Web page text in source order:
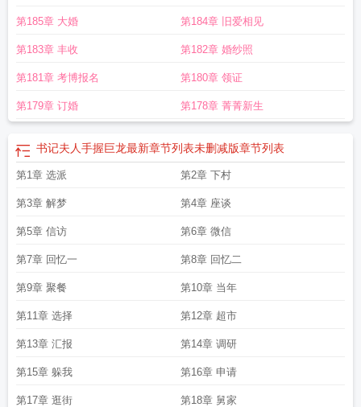
第185章 大婚 第184章 旧爱相见
第183章 丰收 第182章 婚纱照
第181章 考博报名 第180章 领证
第179章 订婚 第178章 菁菁新生
书记夫人手握巨龙最新章节列表未删减版章节列表
第1章 选派 第2章 下村
第3章 解梦 第4章 座谈
第5章 信访 第6章 微信
第7章 回忆一 第8章 回忆二
第9章 聚餐 第10章 当年
第11章 选择 第12章 超市
第13章 汇报 第14章 调研
第15章 躲我 第16章 申请
第17章 逛街 第18章 舅家